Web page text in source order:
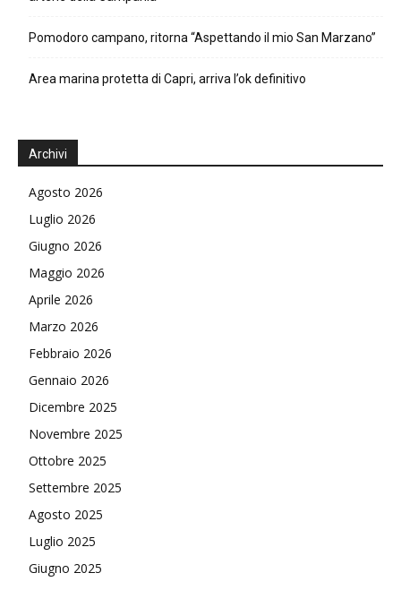
Pomodoro campano, ritorna “Aspettando il mio San Marzano”
Area marina protetta di Capri, arriva l’ok definitivo
Archivi
Agosto 2026
Luglio 2026
Giugno 2026
Maggio 2026
Aprile 2026
Marzo 2026
Febbraio 2026
Gennaio 2026
Dicembre 2025
Novembre 2025
Ottobre 2025
Settembre 2025
Agosto 2025
Luglio 2025
Giugno 2025